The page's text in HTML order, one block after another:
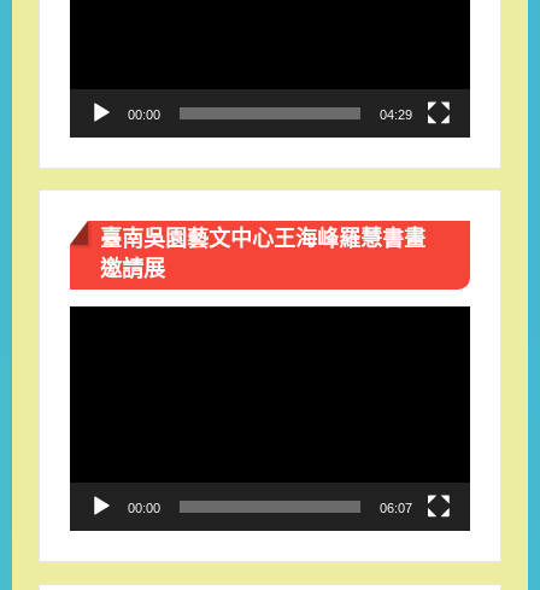
00:00 04:29
臺南吳園藝文中心王海峰羅慧書畫
邀請展
00:00 06:07